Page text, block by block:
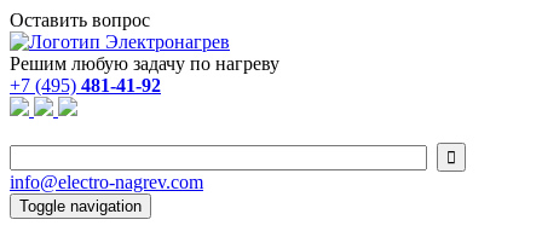
Оставить вопрос
Решим любую задачу по нагреву
+7 (495) 481-41-92

info@electro-nagrev.com
Toggle navigation